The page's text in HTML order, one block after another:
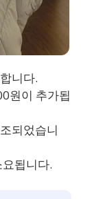
니다.
원이 추가됩
되었습니
됩니다.